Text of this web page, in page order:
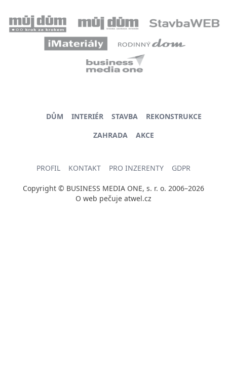
DŮM INTERIÉR STAVBA
REKONSTRUKCE
ZAHRADA
AKCE
PROFIL KONTAKT PRO INZERENTY GDPR
Copyright © BUSINESS MEDIA ONE, s. r. o. 2006–2026